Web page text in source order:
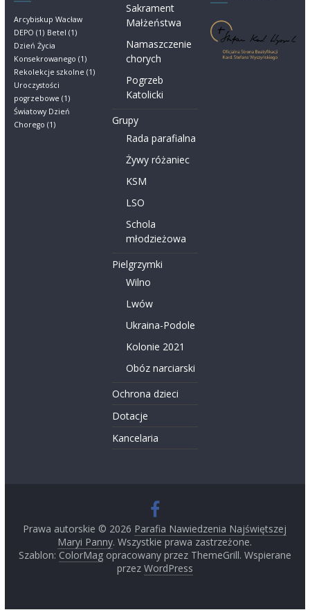
Arcybiskup Wacław
DEPO (1) Betel (1)
Dzień Życia
Konsekrowanego (1)
Rekolekcje szkolne (1)
Uroczystości
pogrzebowe (1)
Światowy Dzień
Chorego (1)
Sakrament
Małżeństwa
Namaszczenie
chorych
Pogrzeb
Katolicki
Grupy
Rada parafialna
Żywy różaniec
KSM
LSO
Schola
młodzieżowa
Pielgrzymki
Wilno
Lwów
Ukraina-Podole
Kolonie 2021
Obóz narciarski
Ochrona dzieci
Dotacje
Kancelaria
Prawa autorskie © 2026 Parafia Nawiedzenia Najświętszej
Maryi Panny. Wszystkie prawa zastrzeżone.
Szablon: ColorMagopracowany przez ThemeGrill. Wspierane
przez WordPress